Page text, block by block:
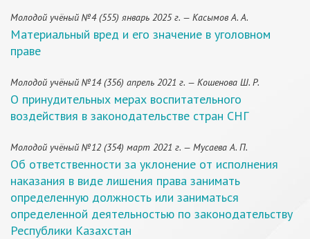
Молодой учёный №4 (555) январь 2025 г. — Касымов А. А.
Материальный вред и его значение в уголовном
праве
Молодой учёный №14 (356) апрель 2021 г. — Кошенова Ш. Р.
О принудительных мерах воспитательного
воздействия в законодательстве стран СНГ
Молодой учёный №12 (354) март 2021 г. — Мусаева А. П.
Об ответственности за уклонение от исполнения
наказания в виде лишения права занимать
определенную должность или заниматься
определенной деятельностью по законодательству
Республики Казахстан